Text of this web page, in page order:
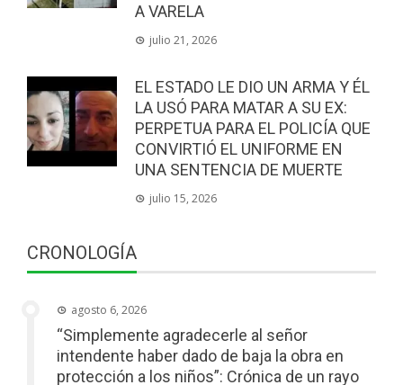
A VARELA
julio 21, 2026
EL ESTADO LE DIO UN ARMA Y ÉL
LA USÓ PARA MATAR A SU EX:
PERPETUA PARA EL POLICÍA QUE
CONVIRTIÓ EL UNIFORME EN
UNA SENTENCIA DE MUERTE
julio 15, 2026
CRONOLOGÍA
agosto 6, 2026
“Simplemente agradecerle al señor
intendente haber dado de baja la obra en
protección a los niños”: Crónica de un rayo